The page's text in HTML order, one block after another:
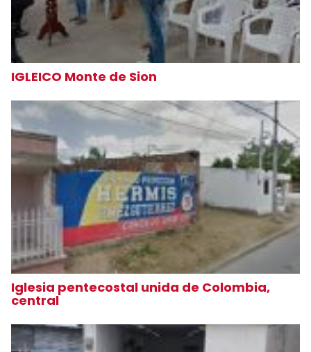
IGLEICO Monte de Sion
Iglesia pentecostal unida de Colombia,
central